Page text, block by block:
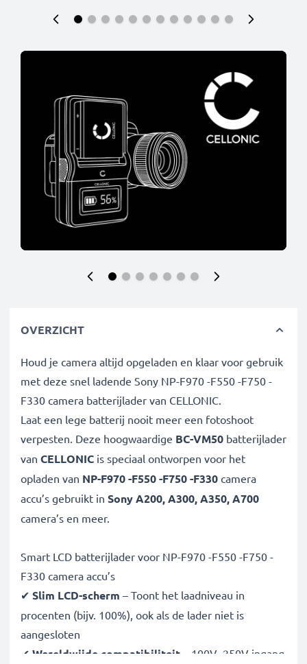
OVERZICHT
Houd je camera altijd opgeladen en klaar voor gebruik
met deze snel ladende Sony NP-F970 -F550 -F750 -
F330 camera batterijlader van CELLONIC.
Laat een lege batterij nooit meer een fotoshoot
verpesten. Deze hoogwaardige BC-VM50 batterijlader
van CELLONIC is speciaal ontworpen voor het
opladen van NP-F970 -F550 -F750 -F330 camera
accu’s gebruikt in Sony A200, A300, A350, A700
camera’s en meer.
Smart LCD batterijlader voor NP-F970 -F550 -F750 -
F330 camera accu’s
✔ Slim LCD-scherm – Toont het laadniveau in
procenten (bijv. 100%), ook als de lader niet is
aangesloten
✔ Wereldwijde compatibiliteit – 100V–250V ingang